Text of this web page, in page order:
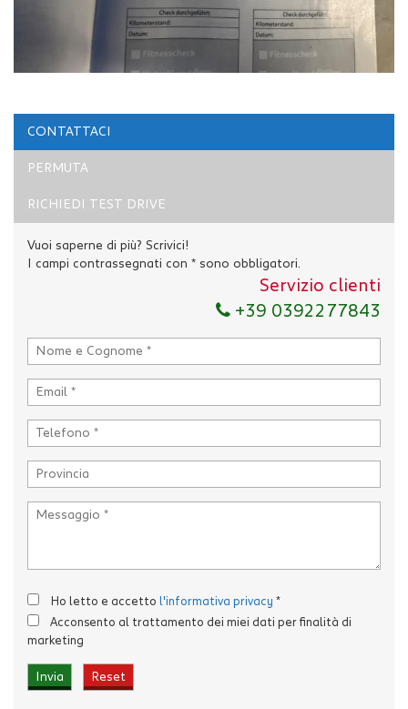
CONTATTACI
PERMUTA
RICHIEDI TEST DRIVE
Vuoi saperne di più? Scrivici!
I campi contrassegnati con * sono obbligatori.
Servizio clienti
+39 0392277843
Ho letto e accetto l'informativa privacy *
Acconsento al trattamento dei miei dati per finalità di
marketing